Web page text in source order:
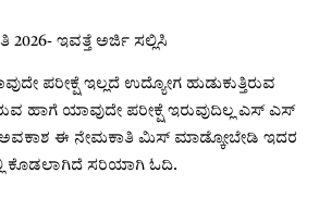
2026- ಇವತ್ತೆ ಅರ್ಜಿ ಸಲ್ಲಿಸಿ
ಪರೀಕ್ಷೆ ಇಲ್ಲದೆ ಉದ್ಯೋಗ ಹುಡುಕುತ್ತಿರುವ
ಹಾಗೆ ಯಾವುದೇ ಪರೀಕ್ಷೆ ಇರುವುದಿಲ್ಲ ಎಸ್ ಎಸ್
ಈ ನೇಮಕಾತಿ ಮಿಸ್ ಮಾಡ್ಕೋಬೇಡಿ ಇದರ
ಕೊಡಲಾಗಿದೆ ಸರಿಯಾಗಿ ಓದಿ.